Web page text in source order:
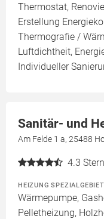
Thermostat,
Erstellung
Thermografie /
Luftdichtheit,
Individueller
Sanitär- und
Am Felde 1 a, 25488
4.3
HEIZUNG
Wärmepumpe,
Pelletheizung,